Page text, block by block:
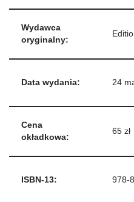
Wydawca
oryginalny:
Data wydania: 24
Cena
okładkowa:
65 zł
ISBN-13: 978-